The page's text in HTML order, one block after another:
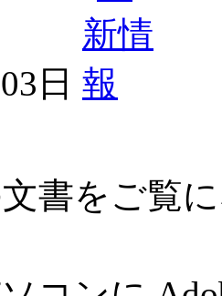
日
書をご覧